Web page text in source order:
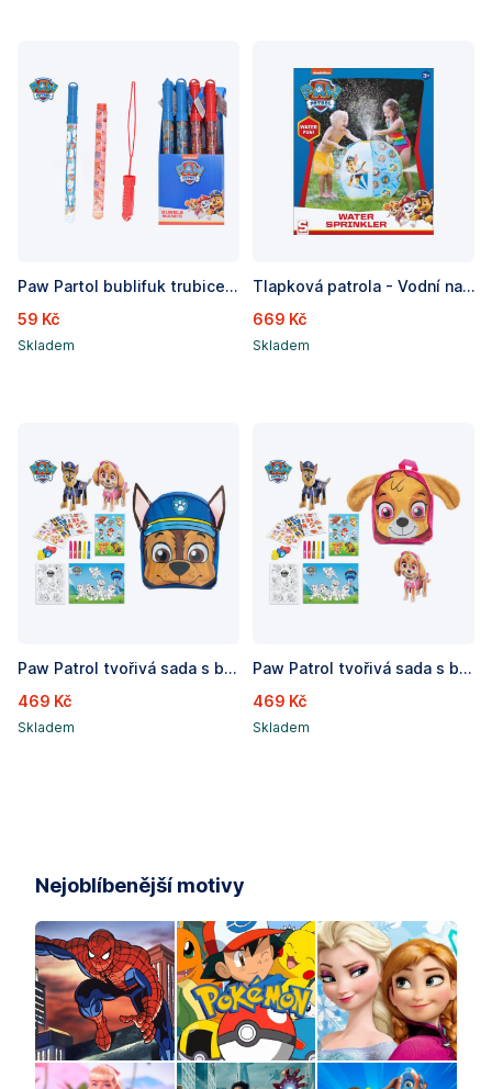
Paw Partol bublifuk trubice 7 cm, 2 barvy
59 Kč
Skladem
Tlapková patrola - Vodní nafukovací roztřikovač, míč 50 cm
669 Kč
Skladem
Paw Patrol tvořivá sada s barvičkami, nálepkami a omalovánkami v batůžku Chase
469 Kč
Skladem
Paw Patrol tvořivá sada s barvičkami, nálepkami a omalovánkami v batůžku Skye
469 Kč
Skladem
Nejoblíbenější motivy